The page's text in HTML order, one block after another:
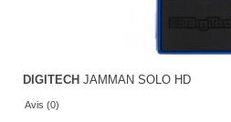
DIGITECH JAMMAN SOLO HD
Avis (0)